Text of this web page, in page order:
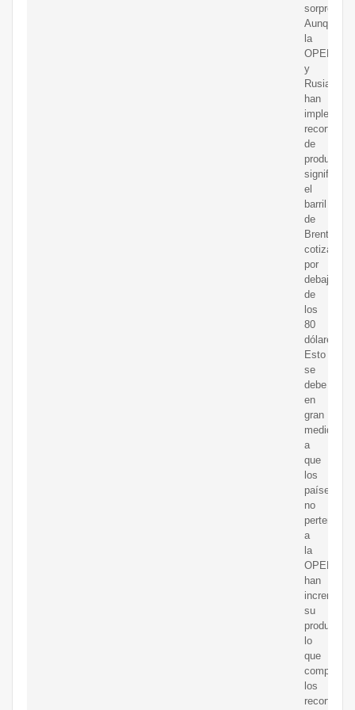
Aunque
la
OPEP
y
Rusia
han
recortes
de
producción
el
barril
de
Brent
cotiza
por
debajo
de
los
80
dólares.
Esto
se
debe
en
gran
medida
a
que
los
países
no
a
la
OPEP+
han
su
lo
que
compensa
los
recortes